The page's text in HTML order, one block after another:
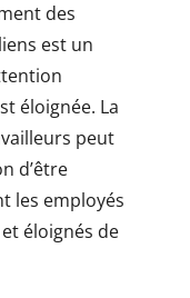
des
est un
éloignée. La
peut
d’être
les employés
éloignés de